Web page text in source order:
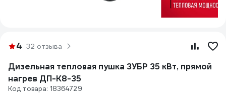
4 32 отзыва
Дизельная тепловая пушка ЗУБР 35 кВт, прямой
нагрев ДП-К8-35
Код товара: 18364729